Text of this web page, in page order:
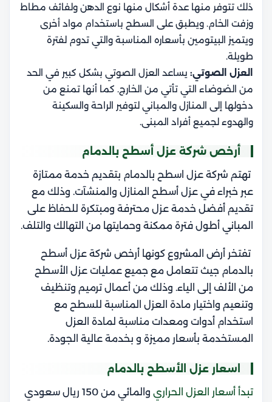
ذلك تتوفر منها عدة أشكال منها نوع الدهن ولفائف مطاط
وزفت الخام. ويطبق على السطح باستخدام مواد أخرى
ويتميز البيتومين بأسعاره المناسبة والتي تدوم لفترة
طويلة.
العزل الصوتي: يساعد العزل الصوتي بشكل كبير في الحد
من الضوضاء التي تأتي من الخارج. كما أنها تمنع من
دخولها إلى المنازل والمباني لتوفير الراحة والسكينة
والهدوء لجميع أفراد المبنى.
أرخص شركة عزل أسطح بالدمام
تهتم شركة عزل اسطح بالدمام بتقديم خدمة ممتازة
عبر خبراء في عزل أسطح المنازل والمنشآت. وذلك مع
تقديم أفضل خدمة عزل محترفة ومبتكرة للحفاظ على
المباني أطول فترة ممكنة وحمايتها من التهالك والتلف.
تفتخر أرض المشروع كونها أرخص شركة عزل أسطح
بالدمام جيث تتعامل مع جميع عمليات عزل الأسطح
من الألف إلى الياء. وذلك من أعمال ترميم وتنظيف
وتنعيم واختيار مادة العزل المناسبة للسطح مع
استخدام أدوات ومعدات مناسبة لمادة العزل
المستخدمة بأسعار مميزة و بخدمة عالية الجودة.
اسعار عزل الأسطح بالدمام
تبدأ أسعار العزل الحراري
والمائي من 150 ريال سعودي